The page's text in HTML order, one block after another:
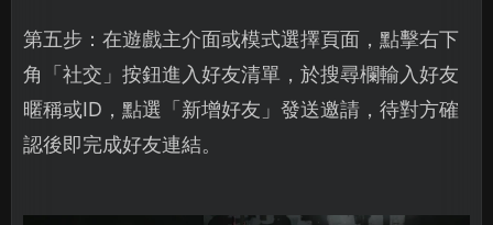
第五步：在遊戲主介面或模式選擇頁面，點擊右下
角「社交」按鈕進入好友清單，於搜尋欄輸入好友
暱稱或ID，點選「新增好友」發送邀請，待對方確
認後即完成好友連結。